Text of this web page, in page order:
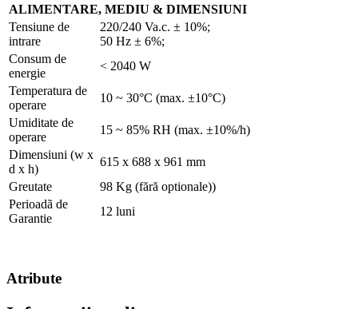
ALIMENTARE, MEDIU & DIMENSIUNI
Tensiune de
intrare
220/240 Va.c. ± 10%;
50 Hz ± 6%;
Consum de
energie
< 2040 W
Temperatura de
operare
10 ~ 30°C (max. ±10°C)
Umiditate de
operare
15 ~ 85% RH (max. ±10%/h)
Dimensiuni (w x
d x h)
615 x 688 x 961 mm
Greutate
98 Kg (fără optionale))
Perioadã de
Garantie
12 luni
Atribute